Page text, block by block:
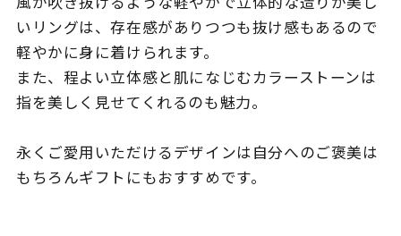
在庫 在庫ありのみ すべて表示
いリングは、存在感がありつつも抜け感もあるので
軽やかに身に着けられます。
また、程よい立体感と肌になじむカラーストーンは
指を美しく見せてくれるのも魅力。
永くご愛用いただけるデザインは自分へのご褒美は
もちろんギフトにもおすすめです。